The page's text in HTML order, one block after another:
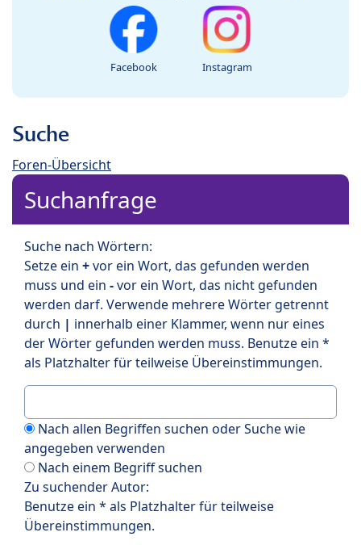
Facebook Instagram
Suche
Foren-Übersicht
Suchanfrage
Suche nach Wörtern:
Setze ein +vor ein Wort, das gefunden werden
muss und ein -vor ein Wort, das nicht gefunden
werden darf. Verwende mehrere Wörter getrennt
durch | innerhalb einer Klammer, wenn nur eines
der Wörter gefunden werden muss. Benutze ein *
als Platzhalter für teilweise Übereinstimmungen.
Nach allen Begriffen suchen oder Suche wie
angegeben verwenden
Nach einem Begriff suchen
Zu suchender Autor:
Benutze ein * als Platzhalter für teilweise
Übereinstimmungen.